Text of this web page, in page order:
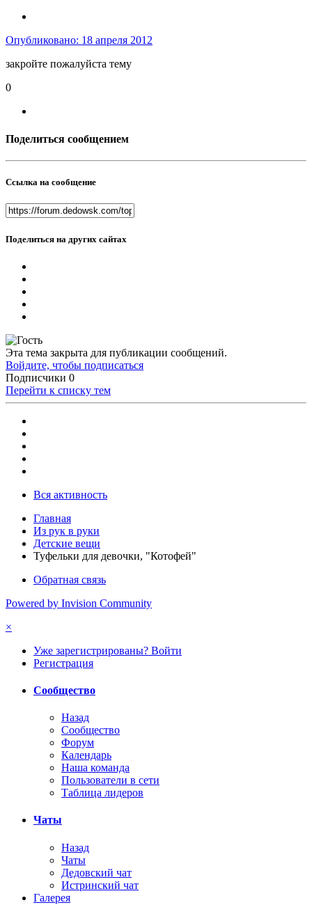
Опубликовано: 18 апреля 2012
закройте пожалуйста тему
0
Поделиться сообщением
Ссылка на сообщение
Поделиться на других сайтах
Эта тема закрыта для публикации сообщений.
Войдите, чтобы подписаться
Подписчики 0
Перейти к списку тем
Вся активность
Главная
Из рук в руки
Детские вещи
Туфельки для девочки, "Котофей"
Обратная связь
Powered by Invision Community
×
Уже зарегистрированы? Войти
Регистрация
Сообщество
Назад
Сообщество
Форум
Календарь
Наша команда
Пользователи в сети
Таблица лидеров
Чаты
Назад
Чаты
Дедовский чат
Истринский чат
Галерея